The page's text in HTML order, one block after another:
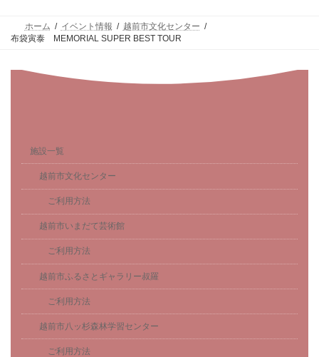
ホーム イベント情報
越前市文化センター
布袋寅泰 MEMORIAL SUPER BEST TOUR
施設一覧
越前市文化センター
ご利用方法
越前市いまだて芸術館
ご利用方法
越前市ふるさとギャラリー叔羅
ご利用方法
越前市八ッ杉森林学習センター
ご利用方法